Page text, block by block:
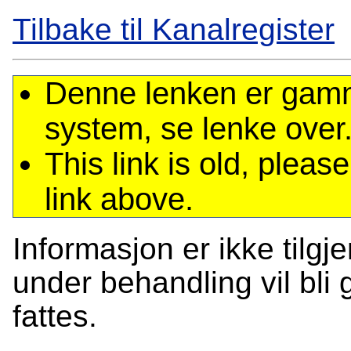
Tilbake til Kanalregister
Denne lenken er
system, se lenke
This link is old,
link above.
Informasjon er ikke
under behandling vil bli
fattes.